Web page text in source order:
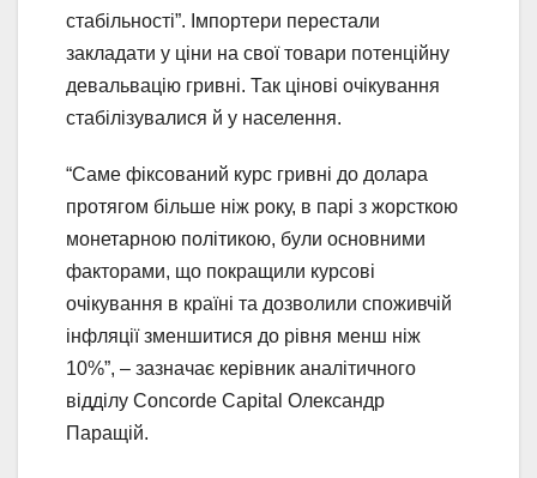
стабільності”. Імпортери перестали
закладати у ціни на свої товари потенційну
девальвацію гривні. Так цінові очікування
стабілізувалися й у населення.
“Саме фіксований курс гривні до долара
протягом більше ніж року, в парі з жорсткою
монетарною політикою, були основними
факторами, що покращили курсові
очікування в країні та дозволили споживчій
інфляції зменшитися до рівня менш ніж
10%”, – зазначає керівник аналітичного
відділу Concorde Capital Олександр
Паращій.